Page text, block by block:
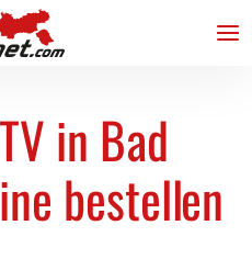
Menu
TV
Verfügbarkeit
Support
TV
Verfügbarkeit
Support
Team
AGB
Blog
in Bad
bestellen